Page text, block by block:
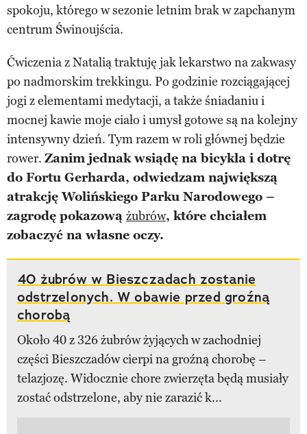
spokoju, którego w sezonie letnim brak w zapchanym
centrum Świnoujścia.
Ćwiczenia z Natalią traktuję jak lekarstwo na zakwasy
po nadmorskim trekkingu. Po godzinie rozciągającej
jogi z elementami medytacji, a także śniadaniu i
mocnej kawie moje ciało i umysł gotowe są na kolejny
intensywny dzień. Tym razem w roli głównej będzie
rower. Zanim jednak wsiądę na bicykla i dotrę
do Fortu Gerharda, odwiedzam największą
atrakcję Wolińskiego Parku Narodowego –
zagrodę pokazową żubrów, które chciałem
zobaczyć na własne oczy.
40 żubrów w Bieszczadach zostanie
odstrzelonych. W obawie przed groźną
chorobą
Około 40 z 326 żubrów żyjących w zachodniej
części Bieszczadów cierpi na groźną chorobę –
telazjozę. Widocznie chore zwierzęta będą musiały
zostać odstrzelone, aby nie zarazić k...